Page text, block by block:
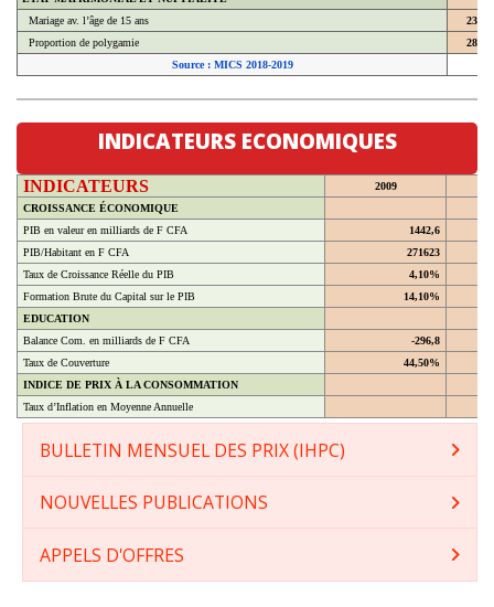
Mariage av. l’âge de 15 ans
Proportion de polygamie
Source : MICS 2018-2019
INDICATEURS ECONOMIQUES
INDICATEURS
2009
CROISSANCE ÉCONOMIQUE
PIB en valeur en milliards de F CFA
1442,6
PIB/Habitant en F CFA
271623
Taux de Croissance Réelle du PIB
4,10%
Formation Brute du Capital sur le PIB
14,10%
EDUCATION
Balance Com. en milliards de F CFA
-296,8
Taux de Couverture
44,50%
INDICE DE PRIX À LA CONSOMMATION
Taux d’Inflation en Moyenne Annuelle